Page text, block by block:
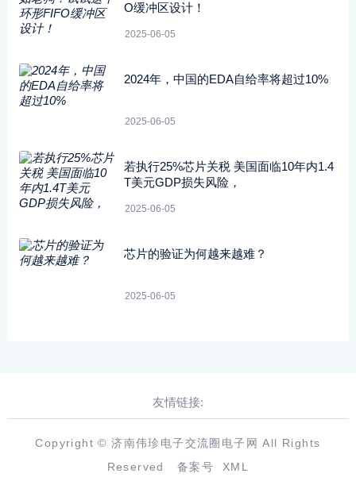
O缓冲区设计！
2025-06-05
2024年，中国的EDA自给率将超过10%
2025-06-05
若执行25%芯片关税 美国面临10年内1.4
T美元GDP损失风险，
2025-06-05
芯片的验证为何越来越难？
2025-06-05
友情链接:
Copyright © 济南伟珍电子交流圈电子网 All Rights
Reserved备案号 XML